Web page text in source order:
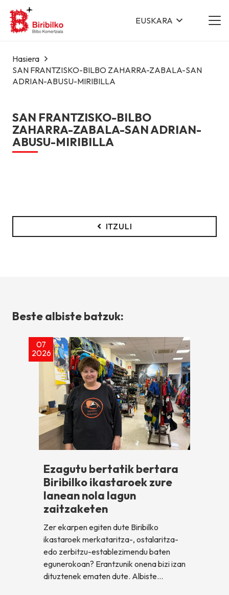
EUSKARA
Hasiera
SAN FRANTZISKO-BILBO ZAHARRA-ZABALA-SAN
ADRIAN-ABUSU-MIRIBILLA
SAN FRANTZISKO-BILBO
ZAHARRA-ZABALA-SAN ADRIAN-
ABUSU-MIRIBILLA
ITZULI
Beste albiste batzuk:
07
2026
Ezagutu bertatik bertara
Biribilko ikastaroek zure
lanean nola lagun
zaitzaketen
Zer ekarpen egiten dute Biribilko
ikastaroek merkataritza-, ostalaritza-
edo zerbitzu-establezimendu baten
egunerokoan? Erantzunik onena bizi izan
dituztenek ematen dute. Albiste…